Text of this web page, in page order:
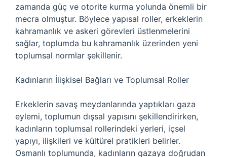
zamanda güç ve otorite kurma yolunda önemli bir
mecra olmuştur. Böylece yapısal roller, erkeklerin
kahramanlık ve askeri görevleri üstlenmelerini
sağlar, toplumda bu kahramanlık üzerinden yeni
toplumsal normlar şekillenir.
Kadınların İlişkisel Bağları ve Toplumsal Roller
Erkeklerin savaş meydanlarında yaptıkları gaza
eylemi, toplumun dışsal yapısını şekillendirirken,
kadınların toplumsal rollerindeki yerleri, içsel
yapıyı, ilişkileri ve kültürel pratikleri belirler.
Osmanlı toplumunda, kadınların gazaya doğrudan